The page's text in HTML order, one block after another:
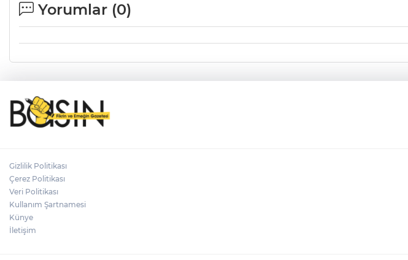
Yorumlar (0)
Gizlilik Politikası
Çerez Politikası
Veri Politikası
Kullanım Şartnamesi
Künye
İletişim